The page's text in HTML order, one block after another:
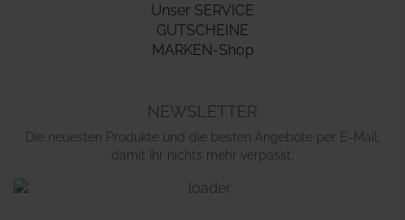
Unser SERVICE
GUTSCHEINE
MARKEN-Shop
NEWSLETTER
Die neuesten Produkte und die besten Angebote per E-Mail,
damit Ihr nichts mehr verpasst.